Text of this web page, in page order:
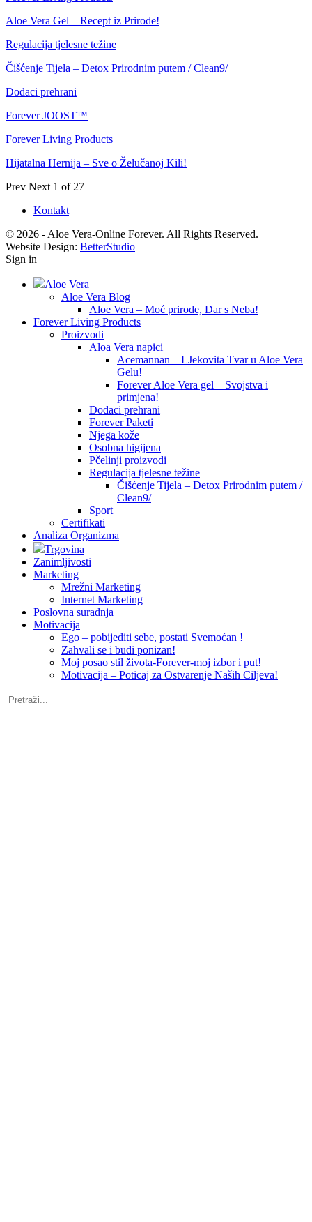
Aloe Vera Gel – Recept iz Prirode!
Regulacija tjelesne težine
Čišćenje Tijela – Detox Prirodnim putem / Clean9/
Dodaci prehrani
Forever JOOST™
Forever Living Products
Hijatalna Hernija – Sve o Želučanoj Kili!
Prev Next 1 of 27
Kontakt
© 2026 - Aloe Vera-Online Forever. All Rights Reserved.
Website Design: BetterStudio
Sign in
Aloe Vera
Aloe Vera Blog
Aloe Vera – Moć prirode, Dar s Neba!
Forever Living Products
Proizvodi
Aloa Vera napici
Acemannan – LJekovita Tvar u Aloe Vera
Gelu!
Forever Aloe Vera gel – Svojstva i
primjena!
Dodaci prehrani
Forever Paketi
Njega kože
Osobna higijena
Pčelinji proizvodi
Regulacija tjelesne težine
Čišćenje Tijela – Detox Prirodnim putem /
Clean9/
Sport
Certifikati
Analiza Organizma
Trgovina
Zanimljivosti
Marketing
Mrežni Marketing
Internet Marketing
Poslovna suradnja
Motivacija
Ego – pobijediti sebe, postati Svemoćan !
Zahvali se i budi ponizan!
Moj posao stil života-Forever-moj izbor i put!
Motivacija – Poticaj za Ostvarenje Naših Ciljeva!